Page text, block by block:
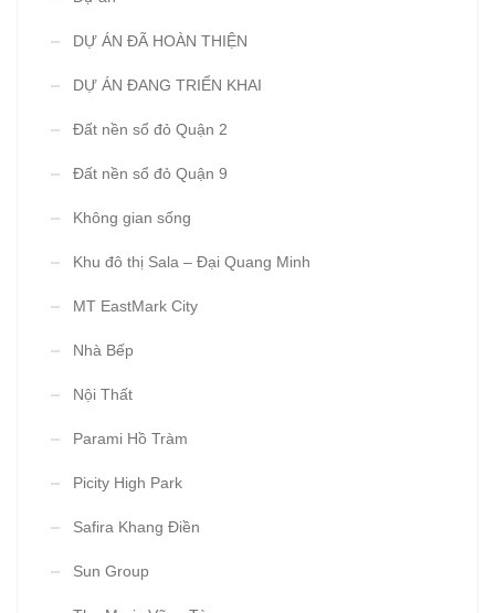
DỰ ÁN ĐÃ HOÀN THIỆN
DỰ ÁN ĐANG TRIỂN KHAI
Đất nền sổ đỏ Quận 2
Đất nền sổ đỏ Quận 9
Không gian sống
Khu đô thị Sala – Đại Quang Minh
MT EastMark City
Nhà Bếp
Nội Thất
Parami Hồ Tràm
Picity High Park
Safira Khang Điền
Sun Group